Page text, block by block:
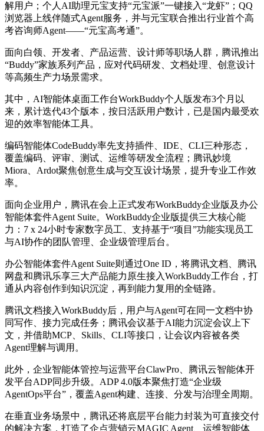
解用户；个人AI助理元宝支持“元宝派”一键接入“龙虾”；QQ
浏览器上线伴随式Agent服务，并与元宝联合推出行业首个高
考咨询师Agent——“元宝高考通”。
面向白领、开发者、产品运营、设计师等职场人群，腾讯推出
“Buddy”家族系列产品，应对代码研发、文档处理、创意设计
等高频生产力场景需求。
其中，AI智能体桌面工作台WorkBuddy个人版发布3个月以
来，累计迭代43个版本，按日活跃用户数计，已是国内最受欢
迎的效率智能体工具。
编码智能体CodeBuddy率先支持插件、IDE、CLI三种形态，
覆盖编码、评审、测试、运维等研发全流程；腾讯妙境
Miora、Ardot聚焦创意生成与交互设计场景，提升专业工作效
率。
面向企业用户，腾讯在会上正式发布WorkBuddy企业版及办公
智能体套件Agent Suite。WorkBuddy企业版提供三大核心能
力：7 x 24小时专家数字员工、支持基于“项目”功能实现员工
与AI协作的团队管理、企业级管理后台。
办公智能体套件Agent Suite则通过One ID，将腾讯文档、腾讯
网盘和腾讯乐享三大产品能力原生接入WorkBuddy工作台，打
通从内容创作到知识沉淀，再到能力复用的全链路。
腾讯文档接入WorkBuddy后，用户与Agent可在同一文档中协
同写作、接力完成任务；腾讯会议基于AI能力沉淀会议上下
文，并借助MCP、Skills、CLI等接口，让会议内容被各类
Agent理解与调用。
此外，企业智能体管控与运营平台ClawPro、腾讯云智能体开
发平台ADP同步升级。ADP 4.0版本聚焦打造“企业级
AgentOps平台”，覆盖Agent构建、连接、分发与治理全周期。
在垂直业务场景中，腾讯还将底层平台能力封装为可直接交付
的解决方案，打造了企点营销云MAGIC Agent、运维智能体